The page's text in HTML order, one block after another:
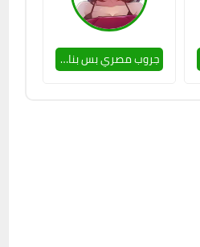
جروب مصري بس بنات ❤🔥